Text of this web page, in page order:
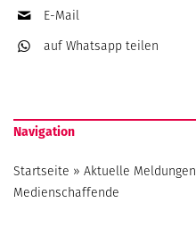
E-Mail
auf Whatsapp teilen
Navigation
Startseite » Aktuelle Meldungen
Medienschaffende